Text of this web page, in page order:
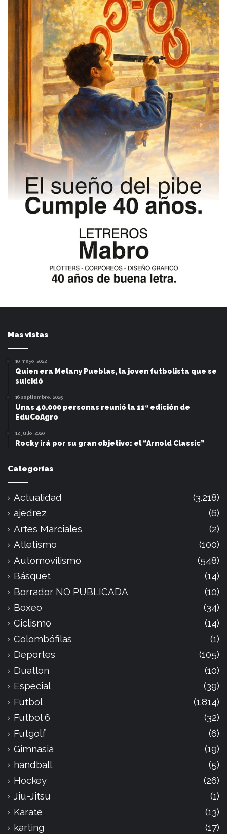
Mas vistas
10 mayo, 2022
Quien era Melany Pueblas, la joven futbolista que se
suicidó
16 septiembre, 2025
Unas 40.000 personas reunió la 11ª edición de
EduCoAgro
12 julio, 2020
Rocky irá por su gran objetivo: el “Arnold Classic”
Categorías
Actualidad
(3.218)
ajedrez
(6)
Artes Marciales
(2)
Atletismo
(100)
Automovilismo
(548)
Básquet
(14)
Borrador NO PUBLICADA
(10)
Boxeo
(34)
Ciclismo
(14)
Colombófilas
(1)
Deportes
(105)
Duatlon
(10)
Especial
(39)
Futbol
(1.814)
Futbol 6
(32)
Futgolf
(6)
Gimnasia
(19)
handball
(5)
Hockey
(26)
Jiu-Jitsu
(1)
Karate
(13)
karting
(17)